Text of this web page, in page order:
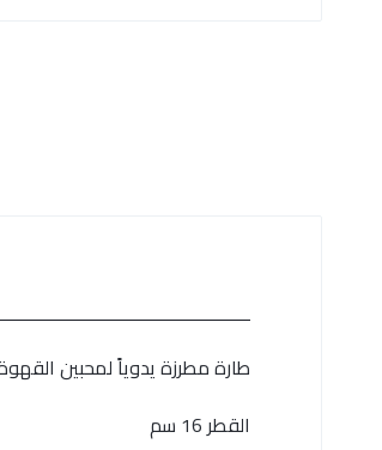
طارة مطرزة يدوياً لمحبين
القطر 16 سم